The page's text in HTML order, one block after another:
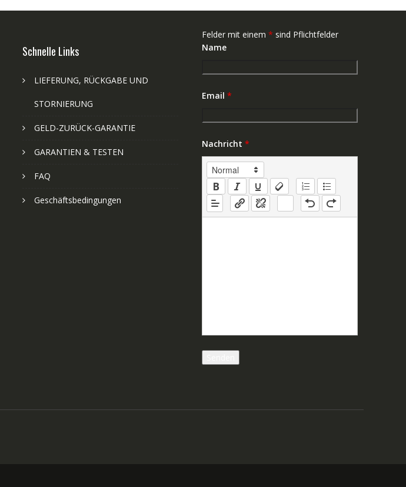
Schnelle Links
LIEFERUNG, RÜCKGABE UND
STORNIERUNG
GELD-ZURÜCK-GARANTIE
GARANTIEN & TESTEN
FAQ
Geschäftsbedingungen
Felder mit einem * sind Pflichtfelder
Name
Email *
Nachricht *